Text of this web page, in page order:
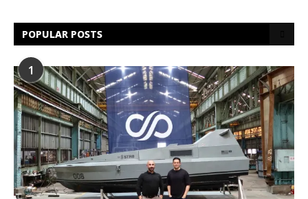
POPULAR POSTS
1